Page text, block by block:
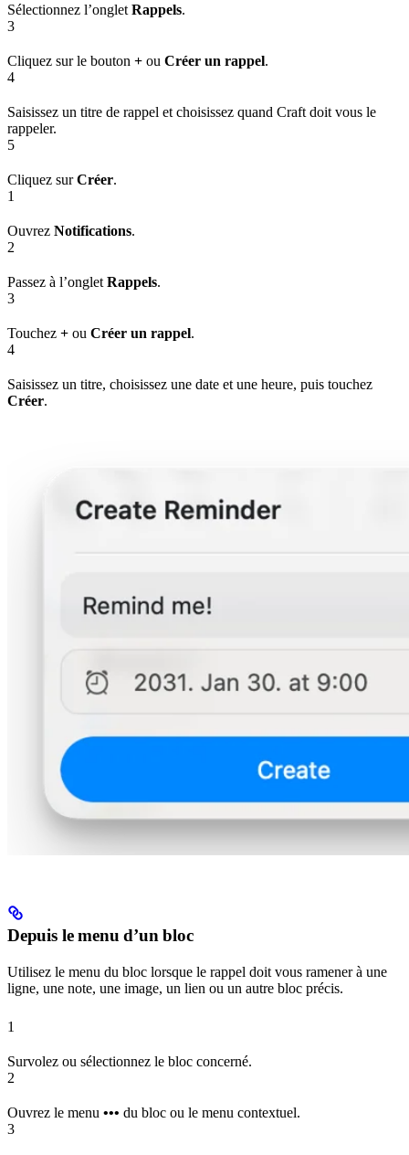
Sélectionnez l’onglet Rappels.
3
Cliquez sur le bouton + ou Créer un rappel.
4
Saisissez un titre de rappel et choisissez quand Craft doit vous le
rappeler.
5
Cliquez surCréer.
1
Ouvrez Notifications.
2
Passez à l’onglet Rappels.
3
Touchez + ou Créer un rappel.
4
Saisissez un titre, choisissez une date et une heure, puis touchez
Créer.
Depuis le menu d’un bloc
Utilisez le menu du bloc lorsque le rappel doit vous ramener à une
ligne, une note, une image, un lien ou un autre bloc précis.
1
Survolez ou sélectionnez le bloc concerné.
2
Ouvrez le menu ••• du bloc ou le menu contextuel.
3